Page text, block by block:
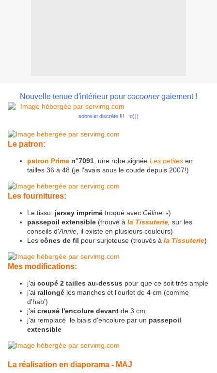
Nouvelle tenue d'intérieur pour cocoonergaiement !
sobre et discrète !!! :o)))
Le patron:
patron Prima n°7091 , une robe signée Les petites en
tailles 36 à 48 (je l'avais sous le coude depuis 2007!)
Les fournitures:
Le tissu: jersey imprimé troqué avec Céline :-)
passepoil extensible (trouvé à la Tissuterie sur les
conseils d'Annie , il existe en plusieurs couleurs)
Les cônes de fil pour surjeteuse (trouvés à la Tissuterie)
Mes modifications:
j'ai coupé 2 tailles au-dessus pour que ce soit très ample
j'ai rallongé les manches et l'ourlet de 4 cm (comme
d'hab')
j'ai creusé l'encolure devant de 3 cm
j'ai remplacé le biais d'encolure par un passepoil
extensible
La réalisation en diaporama - MAJ